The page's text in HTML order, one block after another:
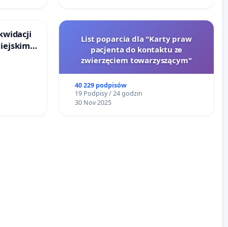
List poparcia dla "Karty praw
pacjenta do kontaktu ze
zwierzęciem towarzyszącym"
40 229 podpisów
19 Podpisy / 24 godzin
30 Nov 2025